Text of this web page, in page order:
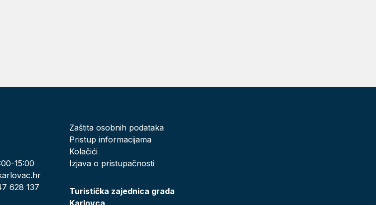
15:00
628 137
Zaštita osobnih podataka
Pristup informacijama
Kolačići
Izjava o pristupačnosti
Turistička zajednica grada
Karlovca